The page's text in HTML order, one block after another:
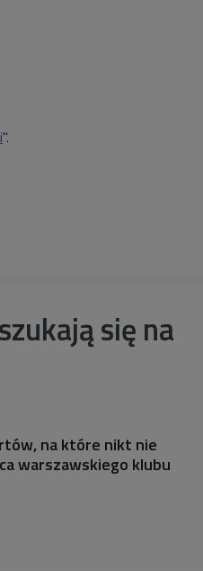
".
się na
na które nikt nie
warszawskiego klubu